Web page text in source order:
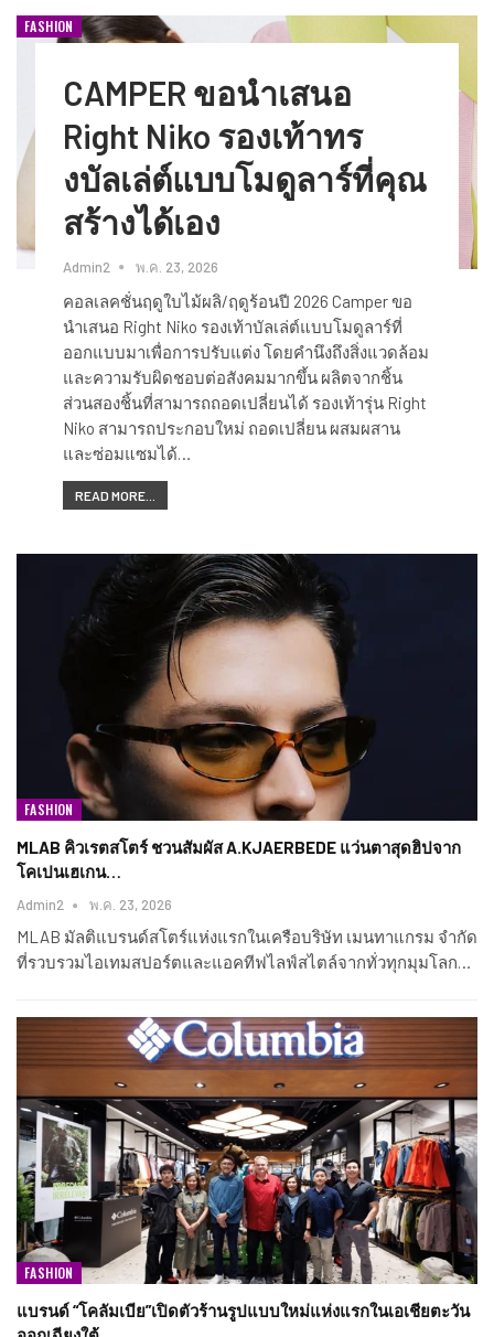
FASHION
CAMPER ขอนำเสนอ
Right Niko รองเท้าทร
งบัลเล่ต์แบบโมดูลาร์ที่คุณ
สร้างได้เอง
Admin2 พ.ค. 23, 2026
คอลเลคชั่นฤดูใบไม้ผลิ/ฤดูร้อนปี 2026 Camper ขอ
นำเสนอ Right Niko รองเท้าบัลเล่ต์แบบโมดูลาร์ที่
ออกแบบมาเพื่อการปรับแต่ง โดยคำนึงถึงสิ่งแวดล้อม
และความรับผิดชอบต่อสังคมมากขึ้น ผลิตจากชิ้น
ส่วนสองชิ้นที่สามารถถอดเปลี่ยนได้ รองเท้ารุ่น Right
Niko สามารถประกอบใหม่ ถอดเปลี่ยน ผสมผสาน
และซ่อมแซมได้…
READ MORE...
FASHION
MLAB คิวเรตสโตร์ ชวนสัมผัส A.KJAERBEDE แว่นตาสุดฮิปจาก
โคเปนเฮเกน…
Admin2 พ.ค. 23, 2026
MLAB มัลติแบรนด์สโตร์แห่งแรกในเครือบริษัท เมนทาแกรม จำกัด
ที่รวบรวมไอเทมสปอร์ตและแอคทีฟไลฟ์สไตล์จากทั่วทุกมุมโลก…
FASHION
แบรนด์ “โคลัมเบีย”เปิดตัวร้านรูปแบบใหม่แห่งแรกในเอเชียตะวัน